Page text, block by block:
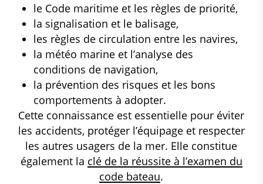
le Code maritime et les règles de priorité,
la signalisation et le balisage,
les règles de circulation entre les navires,
la météo marine et l’analyse des
conditions de navigation,
la prévention des risques et les bons
comportements à adopter.
Cette connaissance est essentielle pour éviter
les accidents, protéger l’équipage et respecter
les autres usagers de la mer. Elle constitue
également la clé de la réussite à l’examen du
code bateau.